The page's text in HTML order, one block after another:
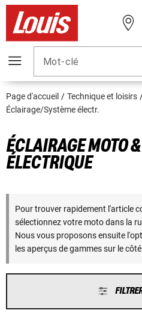
Mot-clé
Page d'accueil Technique et loisirs
Éclairage/Système électr.
ÉCLAIRAGE MOTO
ÉLECTRIQUE
Pour trouver rapidement l'article
sélectionnez votre moto dans la
Nous vous proposons ensuite
les aperçus de gammes sur le